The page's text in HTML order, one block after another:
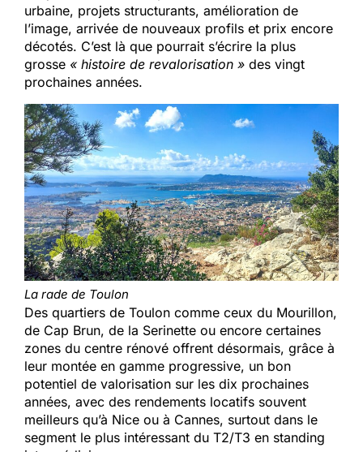
urbaine, projets structurants, amélioration de
l’image, arrivée de nouveaux profils et prix encore
décotés. C’est là que pourrait s’écrire la plus
grosse « histoire de revalorisation » des vingt
prochaines années.
La rade de Toulon
Des quartiers de Toulon comme ceux du Mourillon,
de Cap Brun, de la Serinette ou encore certaines
zones du centre rénové offrent désormais, grâce à
leur montée en gamme progressive, un bon
potentiel de valorisation sur les dix prochaines
années, avec des rendements locatifs souvent
meilleurs qu’à Nice ou à Cannes, surtout dans le
segment le plus intéressant du T2/T3 en standing